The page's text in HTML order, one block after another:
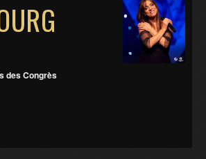
des Congrès